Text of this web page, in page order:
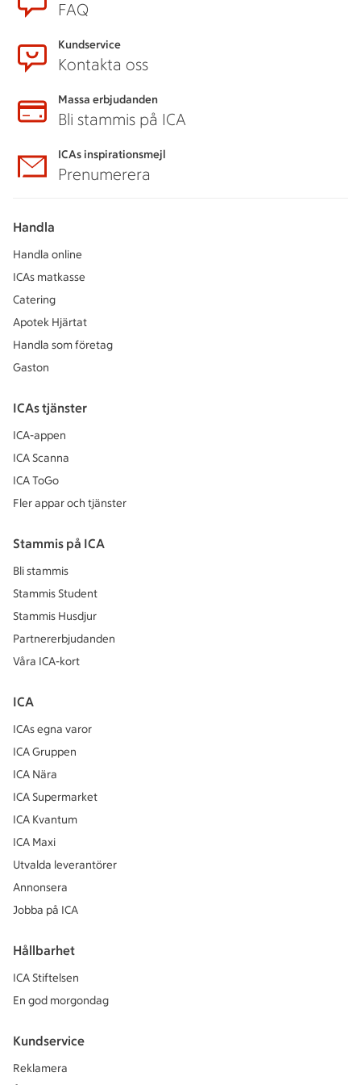
FAQ
Kundservice
Kontakta oss
Massa erbjudanden
Bli stammis på ICA
ICAs inspirationsmejl
Prenumerera
Handla
Handla online
ICAs matkasse
Catering
Apotek Hjärtat
Handla som företag
Gaston
ICAs tjänster
ICA-appen
ICA Scanna
ICA ToGo
Fler appar och tjänster
Stammis på ICA
Bli stammis
Stammis Student
Stammis Husdjur
Partnererbjudanden
Våra ICA-kort
ICA
ICAs egna varor
ICA Gruppen
ICA Nära
ICA Supermarket
ICA Kvantum
ICA Maxi
Utvalda leverantörer
Annonsera
Jobba på ICA
Hållbarhet
ICA Stiftelsen
En god morgondag
Kundservice
Reklamera